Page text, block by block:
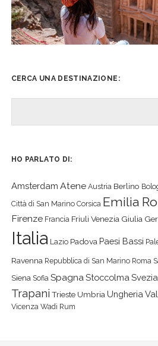
CERCA UNA DESTINAZIONE:
HO PARLATO DI:
Amsterdam Atene Austria Berlino
Città di San Marino Corsica Emilia
Firenze Francia Friuli Venezia Giulia
Italia Lazio Padova Paesi Bassi
Ravenna Repubblica di San Marino Roma
Siena Sofia SpagnaStoccolma Svezia
Trapani Trieste Umbria Ungheria
Vicenza Wadi Rum